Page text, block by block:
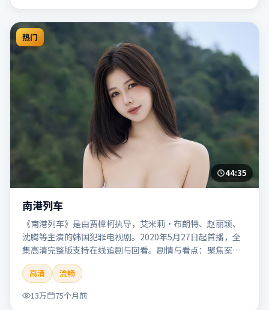
热门
44:35
南港列车
《南港列车》是由贾樟柯执导，艾米莉·布朗特、赵丽颖、
沈腾等主演的韩国犯罪电视剧。2020年5月27日起首播，全
集高清完整版支持在线追剧与回看。剧情与看点：聚焦案件
与人性灰色地带，张力十足，兼具社会观察与戏剧冲突。本
片适合检索「南港列车」「贾樟柯」「犯罪」「韩国」
「2020」「2020-05-27上映」等关键词的影迷阅读简介与主
创信息。
高清
流畅
13万
75个月前